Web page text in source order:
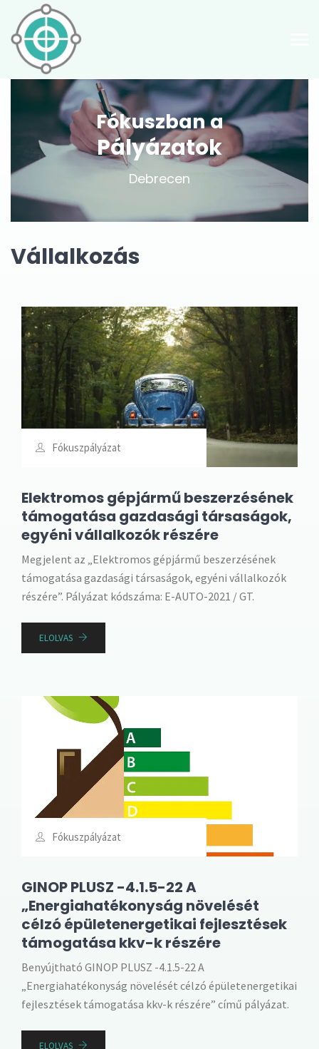
Fókuszban a
Pályázatok
Debrecen
Vállalkozás
Fókuszpályázat
Elektromos gépjármű beszerzésének
támogatása gazdasági társaságok,
egyéni vállalkozók részére
Megjelent az „Elektromos gépjármű beszerzésének
támogatása gazdasági társaságok, egyéni vállalkozók
részére”. Pályázat kódszáma: E-AUTO-2021 / GT.
ELOLVAS
Fókuszpályázat
GINOP PLUSZ -4.1.5-22 A
„Energiahatékonyság növelését
célzó épületenergetikai fejlesztések
támogatása kkv-k részére
Benyújtható GINOP PLUSZ -4.1.5-22 A
„Energiahatékonyság növelését célzó épületenergetikai
fejlesztések támogatása kkv-k részére” című pályázat.
ELOLVAS